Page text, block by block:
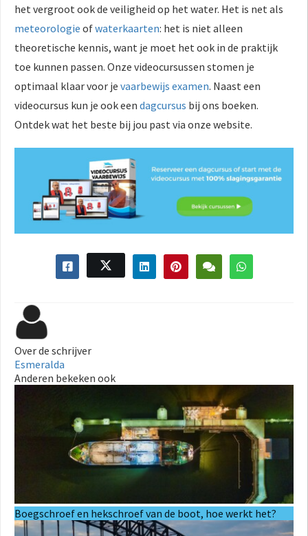
het vergroot ook de veiligheid op het water. Het is net als
meteorologie ofwaterkaarten: het is niet alleen
theoretische kennis, want je moet het ook in de praktijk
toe kunnen passen. Onze videocursussen stomen je
optimaal klaar voor je vaarbewijs examen. Naast een
videocursus kun je ook een dagcursus bij ons boeken.
Ontdek wat het beste bij jou past via onze website.
Over de schrijver
Esmeralda
Anderen bekeken ook
Boegschroef en hekschroef van de boot, hoe werkt het?